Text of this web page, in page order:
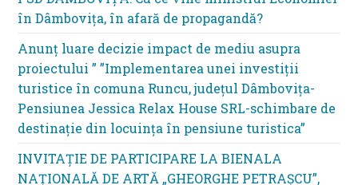
în Dâmbovița, în afară de propagandă?
Anunț luare decizie impact de mediu asupra
proiectului ” ”Implementarea unei investiții
turistice în comuna Runcu, județul Dâmbovița-
Pensiunea Jessica Relax House SRL-schimbare de
destinație din locuința în pensiune turistica”
INVITAȚIE DE PARTICIPARE LA BIENALA
NAȚIONALĂ DE ARTĂ „GHEORGHE PETRAȘCU”,